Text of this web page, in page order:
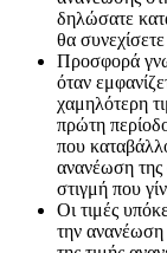
δηλώσατε
θα
Προσφορά
όταν
χαμηλότερη
πρώτη
που
ανανέωση της
στιγμή που
Οι τιμές
την